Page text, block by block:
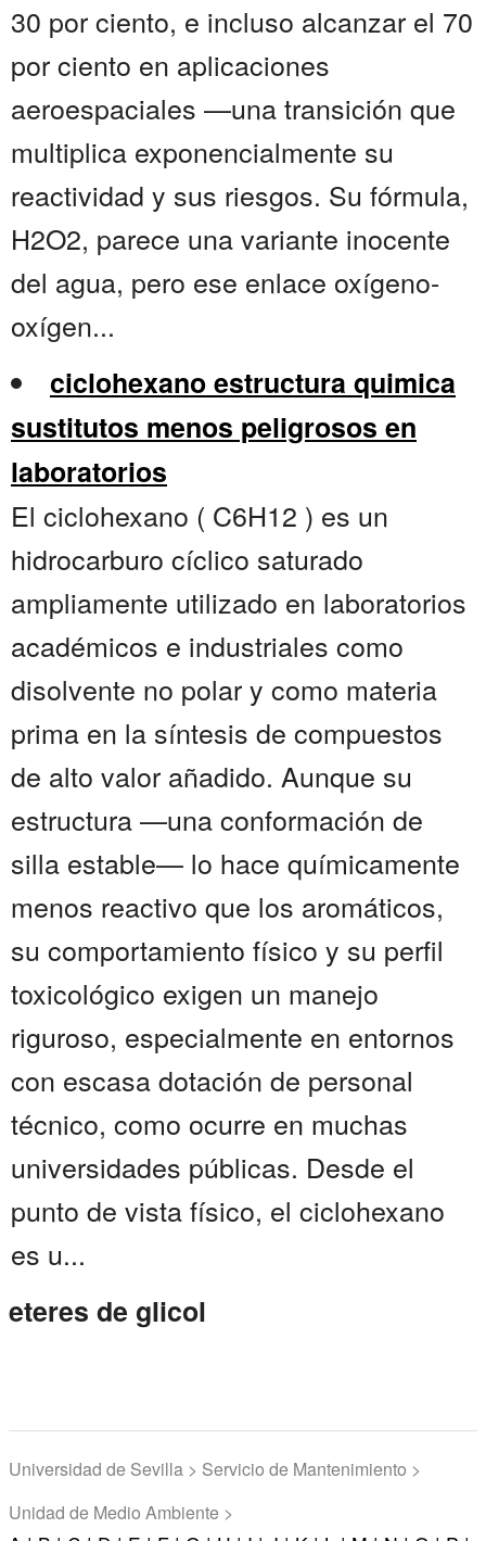
30 por ciento, e incluso alcanzar el 70
por ciento en aplicaciones
aeroespaciales —una transición que
multiplica exponencialmente su
reactividad y sus riesgos. Su fórmula,
H2O2, parece una variante inocente
del agua, pero ese enlace oxígeno-
oxígen...
ciclohexano estructura quimica
sustitutos menos peligrosos en
laboratorios
El ciclohexano ( C6H12 ) es un
hidrocarburo cíclico saturado
ampliamente utilizado en laboratorios
académicos e industriales como
disolvente no polar y como materia
prima en la síntesis de compuestos
de alto valor añadido. Aunque su
estructura —una conformación de
silla estable— lo hace químicamente
menos reactivo que los aromáticos,
su comportamiento físico y su perfil
toxicológico exigen un manejo
riguroso, especialmente en entornos
con escasa dotación de personal
técnico, como ocurre en muchas
universidades públicas. Desde el
punto de vista físico, el ciclohexano
es u...
eteres de glicol
Universidad de Sevilla > Servicio de Mantenimiento >
Unidad de Medio Ambiente >